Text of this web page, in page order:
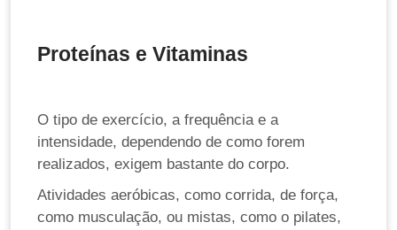
Proteínas e Vitaminas
O tipo de exercício, a frequência e a
intensidade, dependendo de como forem
realizados, exigem bastante do corpo.
Atividades aeróbicas, como corrida, de força,
como musculação, ou mistas, como o pilates,